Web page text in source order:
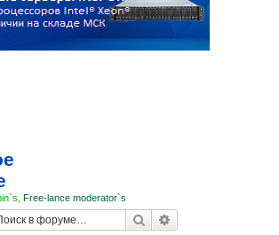
Free-lance moderator`s
Поиск